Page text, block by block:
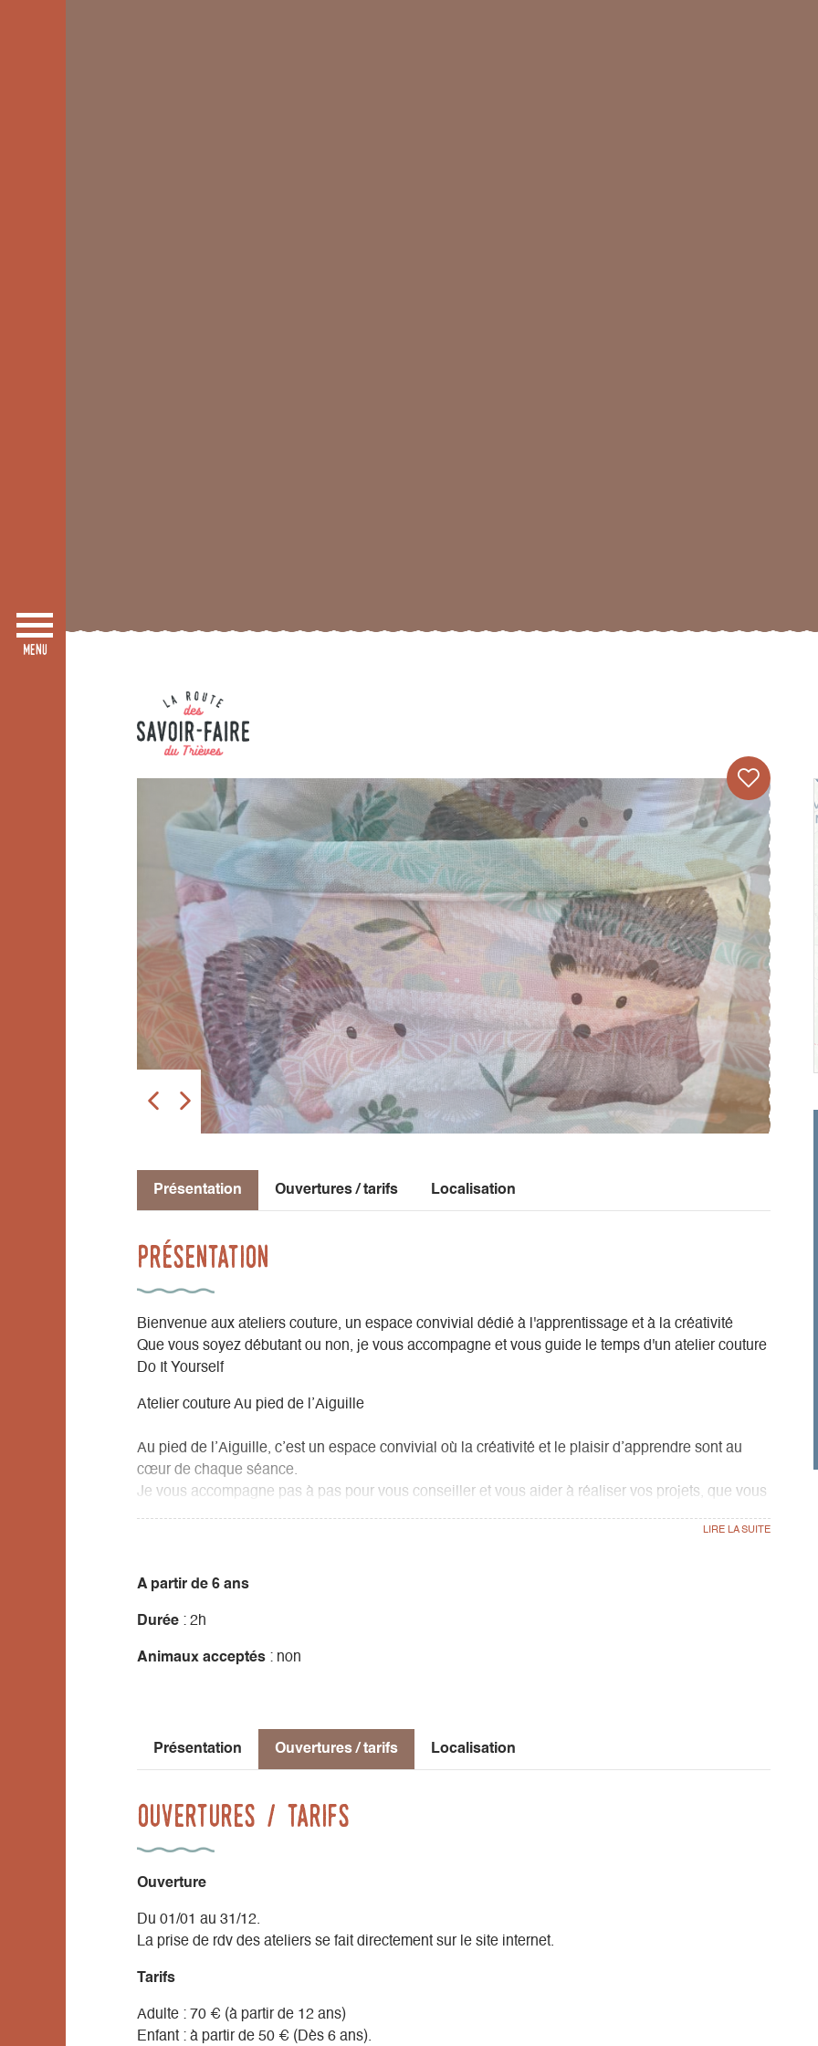
Présentation Ouvertures / tarifs Localisation
Présentation
Bienvenue aux ateliers couture, un espace convivial dédié à l'apprentissage et à la créativité
Que vous soyez débutant ou non, je vous accompagne et vous guide le temps d'un atelier couture
Do It Yourself
Atelier couture Au pied de l’Aiguille
Au pied de l’Aiguille, c’est un espace convivial où la créativité et le plaisir d’apprendre sont au
cœur de chaque séance.
Je vous accompagne pas à pas pour vous conseiller et vous aider à réaliser vos projets, que vous
Au choix, repartez avec votre création !
- Pour les adultes : un kit découverte zéro déchet, un tote bag ou une trousse.
A partir de 6 ans
Durée : 2h
Animaux acceptés : non
Présentation Ouvertures / tarifs Localisation
Ouvertures / tarifs
Ouverture
Du 01/01 au 31/12.
La prise de rdv des ateliers se fait directement sur le site internet.
Tarifs
Adulte : 70 € (à partir de 12 ans)
Enfant : à partir de 50 € (Dès 6 ans).